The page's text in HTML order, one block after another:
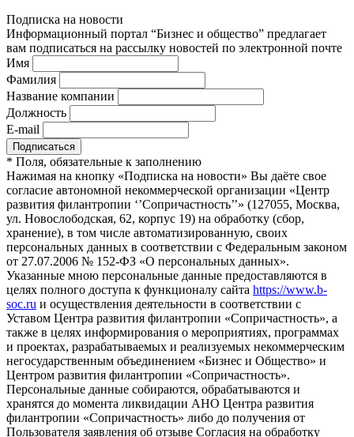
Подписка на новости
Информационный портал “Бизнес и общество” предлагает
вам подписаться на рассылку новостей по электронной почте
Имя
Фамилия
Название компании
Должность
E-mail
* Поля, обязательные к заполнению
Нажимая на кнопку «Подписка на новости» Вы даёте свое
согласие автономной некоммерческой организации «Центр
развития филантропии ‘’Сопричастность’’» (127055, Москва,
ул. Новослободская, 62, корпус 19) на обработку (сбор,
хранение), в том числе автоматизированную, своих
персональных данных в соответствии с Федеральным законом
от 27.07.2006 № 152-ФЗ «О персональных данных».
Указанные мною персональные данные предоставляются в
целях полного доступа к функционалу сайта https://www.b-
soc.ru и осуществления деятельности в соответствии с
Уставом Центра развития филантропии «Сопричастность», а
также в целях информирования о мероприятиях, программах
и проектах, разрабатываемых и реализуемых некоммерческим
негосударственным объединением «Бизнес и Общество» и
Центром развития филантропии «Сопричастность».
Персональные данные собираются, обрабатываются и
хранятся до момента ликвидации АНО Центра развития
филантропии «Сопричастность» либо до получения от
Пользователя заявления об отзыве Согласия на обработку